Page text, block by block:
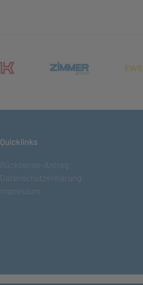
(öffnet in neuem Tab)(öffnet in
Quicklinks
Rücksende-Antrag
Datenschutzerklärung
Impressum